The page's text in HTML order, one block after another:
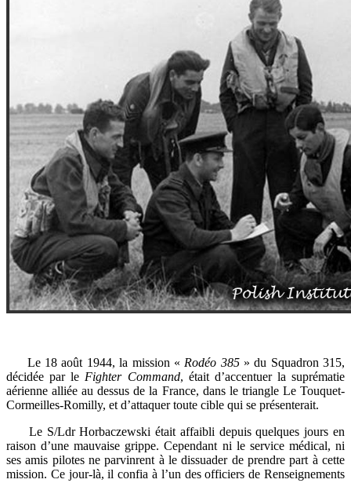
Le 18 août 1944, la mission « Rodéo 385» du Squadron 315,
décidée par le Fighter Command, était d’accentuer la suprématie
aérienne alliée au dessus de la France, dans le triangle Le Touquet-
Cormeilles-Romilly, et d’attaquer toute cible qui se présenterait.
Le S/Ldr Horbaczewski était affaibli depuis quelques jours en
raison d’une mauvaise grippe. Cependant ni le service médical, ni
ses amis pilotes ne parvinrent à le dissuader de prendre part à cette
mission. Ce jour-là, il confia à l’un des officiers de Renseignements